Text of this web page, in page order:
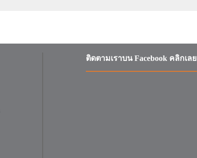
ติดตามเราบน Facebook คลิกเลย